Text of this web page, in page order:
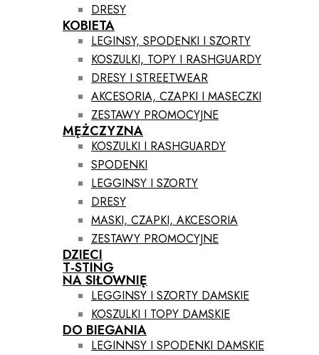
DRESY
KOBIETA
LEGINSY, SPODENKI I SZORTY
KOSZULKI, TOPY I RASHGUARDY
DRESY I STREETWEAR
AKCESORIA, CZAPKI I MASECZKI
ZESTAWY PROMOCYJNE
MĘŻCZYZNA
KOSZULKI I RASHGUARDY
SPODENKI
LEGGINSY I SZORTY
DRESY
MASKI, CZAPKI, AKCESORIA
ZESTAWY PROMOCYJNE
DZIECI
T-STING
NA SIŁOWNIĘ
LEGGINSY I SZORTY DAMSKIE
KOSZULKI I TOPY DAMSKIE
DO BIEGANIA
LEGINNSY I SPODENKI DAMSKIE